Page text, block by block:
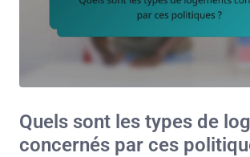
Quels sont les types de
concernés par ces